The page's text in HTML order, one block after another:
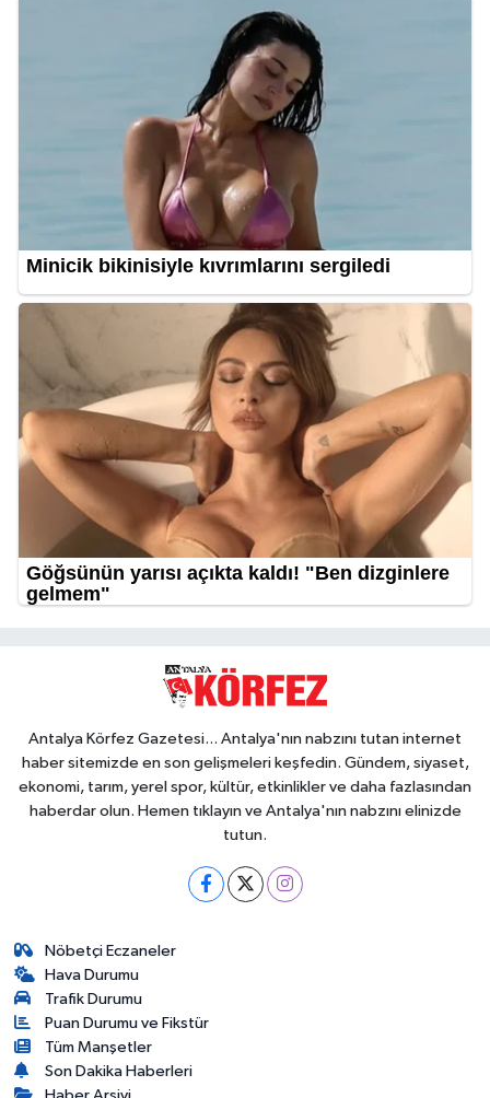
Antalya Körfez Gazetesi... Antalya'nın nabzını tutan internet
haber sitemizde en son gelişmeleri keşfedin. Gündem, siyaset,
ekonomi, tarım, yerel spor, kültür, etkinlikler ve daha fazlasından
haberdar olun. Hemen tıklayın ve Antalya'nın nabzını elinizde
tutun.
Nöbetçi Eczaneler
Hava Durumu
Trafik Durumu
Puan Durumu ve Fikstür
Tüm Manşetler
Son Dakika Haberleri